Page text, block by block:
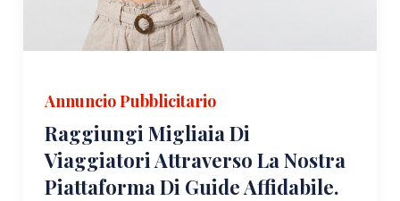
Annuncio Pubblicitario
Raggiungi Migliaia Di
Viaggiatori Attraverso La Nostra
Piattaforma Di Guide Affidabile.